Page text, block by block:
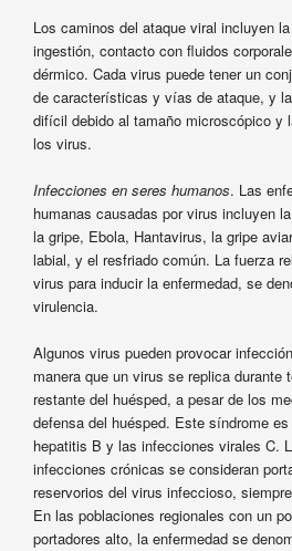
Los caminos del ataque viral incluyen
ingestión, contacto con fluidos
dérmico. Cada virus puede tener un
de características y vías de ataque, y
difícil debido al tamaño microscópico y
los virus.
Infecciones en seres humanos. Las
humanas causadas por virus incluyen
la gripe, Ebola, Hantavirus, la gripe
labial, y el resfriado común. La fuerza
virus para inducir la enfermedad, se
virulencia.
Algunos virus pueden provocar
manera que un virus se replica durante
restante del huésped, a pesar de los
defensa del huésped. Este síndrome
hepatitis B y las infecciones virales C.
infecciones crónicas se consideran
reservorios del virus infeccioso,
En las poblaciones regionales con un
portadores alto, la enfermedad se